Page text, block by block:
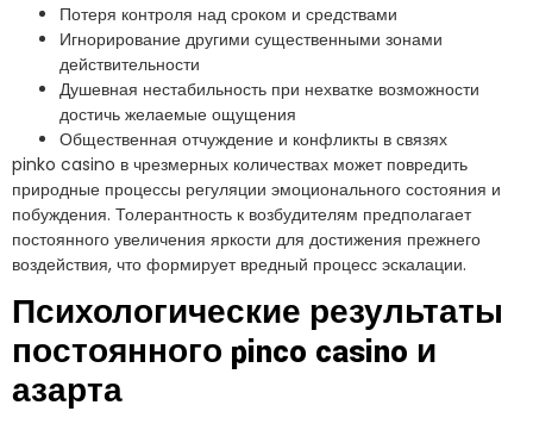
Потеря контроля над сроком и средствами
Игнорирование другими существенными зонами
действительности
Душевная нестабильность при нехватке возможности
достичь желаемые ощущения
Общественная отчуждение и конфликты в связях
pinko casino в чрезмерных количествах может повредить
природные процессы регуляции эмоционального состояния и
побуждения. Толерантность к возбудителям предполагает
постоянного увеличения яркости для достижения прежнего
воздействия, что формирует вредный процесс эскалации.
Психологические результаты
постоянного pinco casino и
азарта